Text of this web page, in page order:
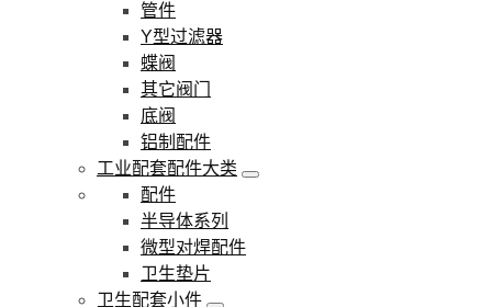
管件
Y型过滤器
蝶阀
其它阀门
底阀
铝制配件
工业配套配件大类
配件
半导体系列
微型对焊配件
卫生垫片
卫生配套小件